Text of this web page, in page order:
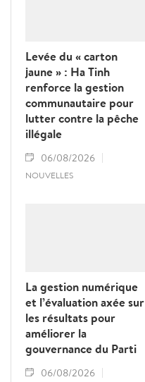
Levée du « carton
jaune » : Ha Tinh
renforce la gestion
communautaire pour
lutter contre la pêche
illégale
06/08/2026
NOUVELLES
La gestion numérique
et l’évaluation axée sur
les résultats pour
améliorer la
gouvernance du Parti
06/08/2026